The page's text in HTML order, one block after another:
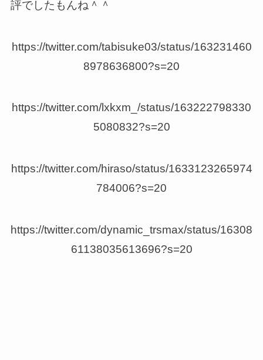
評でしたもんね＾＾
https://twitter.com/tabisuke03/status/163231460
8978636800?s=20
https://twitter.com/lxkxm_/status/163222798330
5080832?s=20
https://twitter.com/hiraso/status/1633123265974
784006?s=20
https://twitter.com/dynamic_trsmax/status/16308
61138035613696?s=20